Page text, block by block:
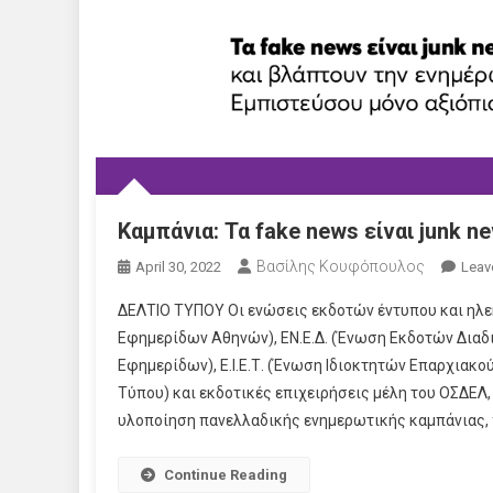
Καμπάνια: Τα fake news είναι junk
April 30, 2022 Βασίλης Κουφόπουλος
ΔΕΛΤΙΟ ΤΥΠΟΥ Οι ενώσεις εκδοτών έντυπου και
Εφημερίδων Αθηνών), ΕΝ.Ε.Δ. (Ένωση Εκδοτών
Εφημερίδων), Ε.Ι.Ε.Τ. (Ένωση Ιδιοκτητών
Τύπου) και εκδοτικές επιχειρήσεις μέλη του
υλοποίηση πανελλαδικής ενημερωτικής
Continue Reading